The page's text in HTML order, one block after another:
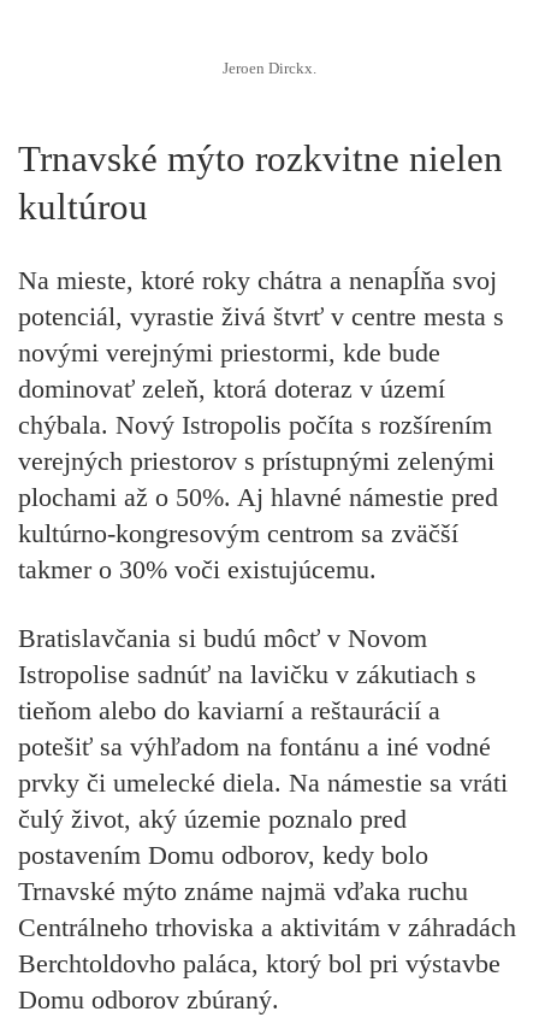
Jeroen Dirckx.
Trnavské mýto rozkvitne nielen
kultúrou
Na mieste, ktoré roky chátra a nenapĺňa svoj
potenciál, vyrastie živá štvrť v centre mesta s
novými verejnými priestormi, kde bude
dominovať zeleň, ktorá doteraz v území
chýbala. Nový Istropolis počíta s rozšírením
verejných priestorov s prístupnými zelenými
plochami až o 50%. Aj hlavné námestie pred
kultúrno-kongresovým centrom sa zväčší
takmer o 30% voči existujúcemu.
Bratislavčania si budú môcť v Novom
Istropolise sadnúť na lavičku v zákutiach s
tieňom alebo do kaviarní a reštaurácií a
potešiť sa výhľadom na fontánu a iné vodné
prvky či umelecké diela. Na námestie sa vráti
čulý život, aký územie poznalo pred
postavením Domu odborov, kedy bolo
Trnavské mýto známe najmä vďaka ruchu
Centrálneho trhoviska a aktivitám v záhradách
Berchtoldovho paláca, ktorý bol pri výstavbe
Domu odborov zbúraný.